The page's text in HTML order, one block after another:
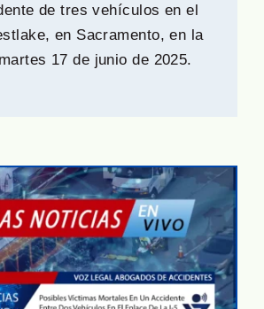
de tres vehículos en el
en Sacramento, en la
17 de junio de 2025.